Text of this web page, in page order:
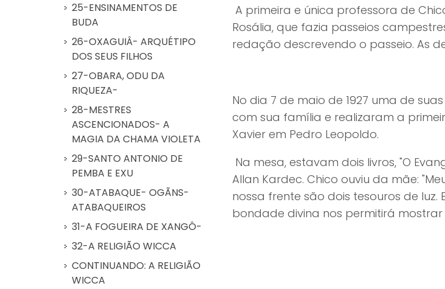
A primeira e única professora de
Rosália, que fazia passeios
redação descrevendo o passeio. As
No dia 7 de maio de 1927 uma de
com sua família e realizaram a
Xavier em Pedro Leopoldo.
Na mesa, estavam dois livros, "O
Allan Kardec. Chico ouviu da mãe:
nossa frente são dois tesouros de
bondade divina nos permitirá mostrar
25-ENSINAMENTOS DE
BUDA
26-OXAGUIÂ- ARQUÉTIPO
DOS SEUS FILHOS
27-OBARA, ODU DA
RIQUEZA-
28-MESTRES
ASCENCIONADOS- A
MAGIA DA CHAMA VIOLETA
29-SANTO ANTONIO DE
PEMBA E EXU
30-ATABAQUE- OGÃNS-
ATABAQUEIROS
31-A FOGUEIRA DE XANGÔ-
32-A RELIGIÃO WICCA
CONTINUANDO: A RELIGIÃO
WICCA